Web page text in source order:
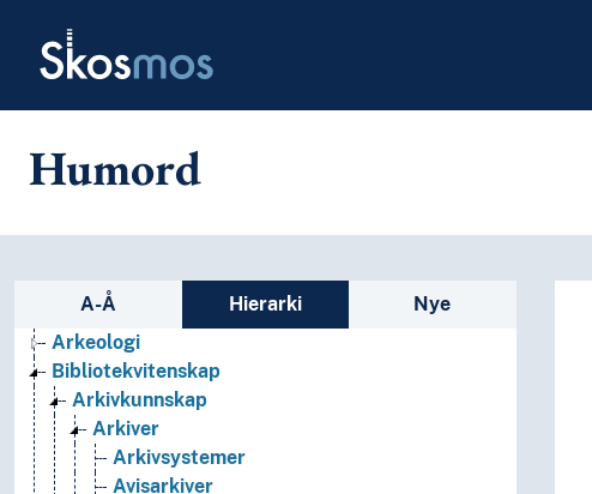
Skosmos
Humord
Sidefelt: navigér i vokabularet på
A-Å Hierarki
Nye
Arkeologi
Bibliotekvitenskap
Arkivkunnskap
Arkiver
Arkivsystemer
Avisarkiver